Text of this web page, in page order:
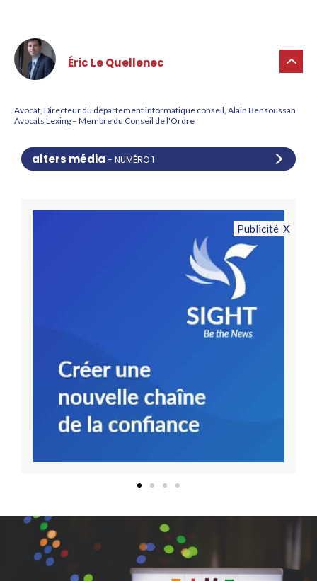
Éric Le Quellenec
Avocat, Directeur du département informatique conseil, Alain Bensoussan
Avocats Lexing – Membre du Conseil de l'Ordre
alters média - NUMÉRO 1
Publicité X